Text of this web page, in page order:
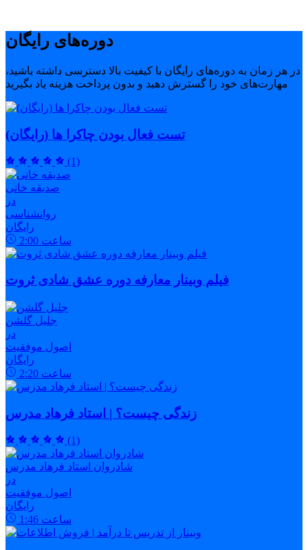
دوره‌های رایگان
در هر زمان به دوره‌های رایگان با کیفیت بالا دسترسی داشته باشید،
مهارت‌های خود را گسترش دهید و بدون پرداخت هزینه یاد بگیرید
تست فعال بودن چاکرا ها (رایگان)
(1)
صدیقه خانی
در
روانشناسی
رایگان
2:00 ساعت
فیلم وبینار معارفه دوره عشق شادی ثروت
جلیل گلشن
در
اصول موفقیت
رایگان
2:20 ساعت
زندگی چیست؟ | استاد فرهاد مدرس
(1)
شادروان استاد فرهاد مدرس
در
اصول موفقیت
رایگان
1:46 ساعت